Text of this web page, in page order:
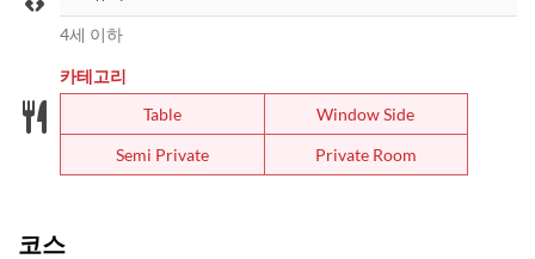
4세 이하
카테고리
Table
Window Side
Semi Private
Private Room
코스